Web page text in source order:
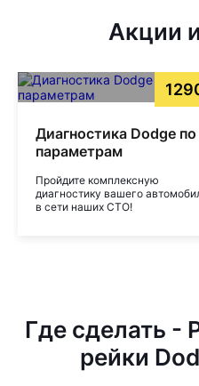
Акции
Диагностика Dodge по
параметрам
Пройдите комплексную
диагностику вашего
в сети наших СТО!
Где сделать -
рейки